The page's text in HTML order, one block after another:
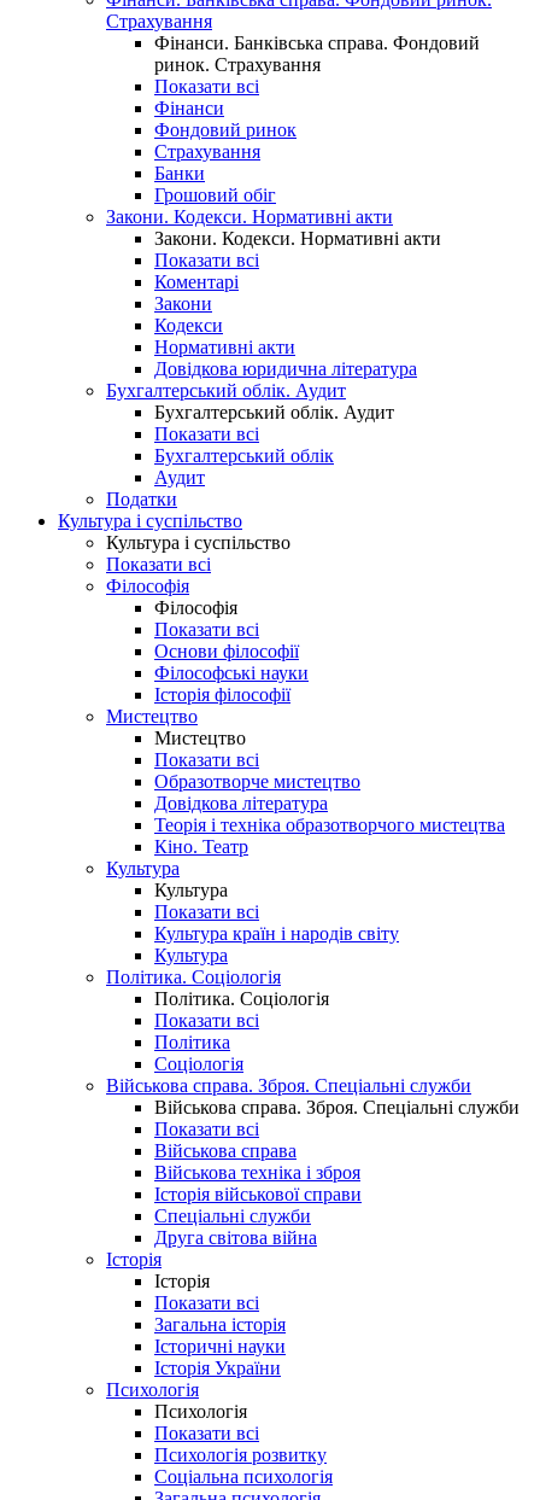
Страхування
Фінанси. Банківська справа. Фондовий
ринок. Страхування
Показати всі
Фінанси
Фондовий ринок
Страхування
Банки
Грошовий обіг
Закони. Кодекси. Нормативні акти
Закони. Кодекси. Нормативні акти
Показати всі
Коментарі
Закони
Кодекси
Нормативні акти
Довідкова юридична література
Бухгалтерський облік. Аудит
Бухгалтерський облік. Аудит
Показати всі
Бухгалтерський облік
Аудит
Податки
Культура і суспільство
Культура і суспільство
Показати всі
Філософія
Філософія
Показати всі
Основи філософії
Філософські науки
Історія філософії
Мистецтво
Мистецтво
Показати всі
Образотворче мистецтво
Довідкова література
Теорія і техніка образотворчого мистецтва
Кіно. Театр
Культура
Культура
Показати всі
Культура країн і народів світу
Культура
Політика. Соціологія
Політика. Соціологія
Показати всі
Політика
Соціологія
Військова справа. Зброя. Спеціальні служби
Військова справа. Зброя. Спеціальні служби
Показати всі
Військова справа
Військова техніка і зброя
Історія військової справи
Спеціальні служби
Друга світова війна
Історія
Історія
Показати всі
Загальна історія
Історичні науки
Історія України
Психологія
Психологія
Показати всі
Психологія розвитку
Соціальна психологія